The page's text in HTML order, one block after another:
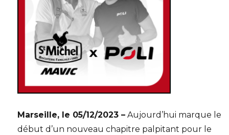
Marseille, le 05/12/2023 – Aujourd’hui marque le
début d’un nouveau chapitre palpitant pour le